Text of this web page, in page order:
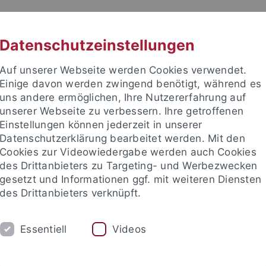
Ethik in den
PUBLIKATIONEN
Technikphilosophie & KI
Datenschutzeinstellungen
Auf unserer Webseite werden Cookies verwendet.
Einige davon werden zwingend benötigt, während es
uns andere ermöglichen, Ihre Nutzererfahrung auf
unserer Webseite zu verbessern. Ihre getroffenen
Einstellungen können jederzeit in unserer
Datenschutzerklärung bearbeitet werden. Mit den
Cookies zur Videowiedergabe werden auch Cookies
des Drittanbieters zu Targeting- und Werbezwecken
gesetzt und Informationen ggf. mit weiteren Diensten
des Drittanbieters verknüpft.
Essentiell Videos